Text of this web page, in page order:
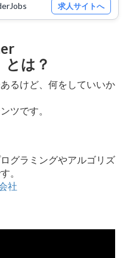
求人サイトへ
とは？
るけど、何をしていいか
ツです。
グラミングやアルゴリズ
。
社